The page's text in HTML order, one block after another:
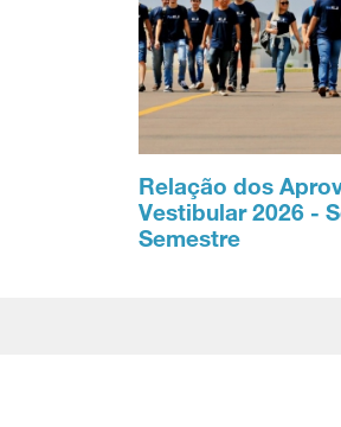
Relação dos
Vestibular 2026 -
Semestre